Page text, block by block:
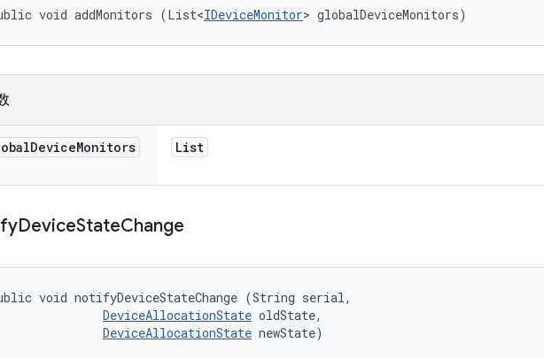
void addMonitors (List<IDeviceMonitor> globalDeviceMonitors)
DeviceMonitors List
DeviceStateChange
void notifyDeviceStateChange (String serial,
DeviceAllocationState oldState,
DeviceAllocationState newState)